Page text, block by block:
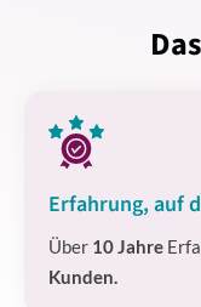
Erfahrung, auf
Über 10 Jahre
Kunden.